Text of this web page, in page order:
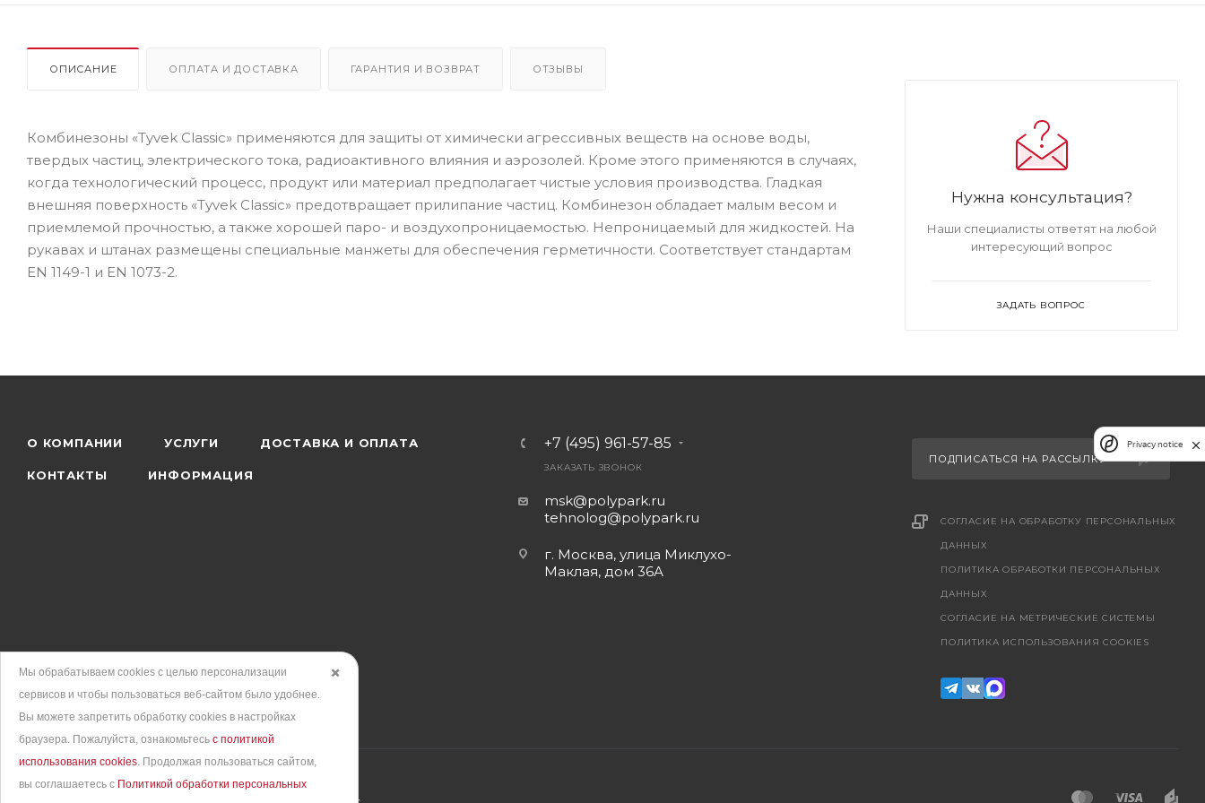
ОПИСАНИЕ ОПЛАТА И ДОСТАВКА ГАРАНТИЯ И ВОЗВРАТ ОТЗЫВЫ
Комбинезоны «Tyvek Classic» применяются для защиты от химически агрессивных веществ на основе воды,
твердых частиц, электрического тока, радиоактивного влияния и аэрозолей. Кроме этого применяются в случаях,
когда технологический процесс, продукт или материал предполагает чистые условия производства. Гладкая
внешняя поверхность «Tyvek Classic» предотвращает прилипание частиц. Комбинезон обладает малым весом и
приемлемой прочностью, а также хорошей паро- и воздухопроницаемостью. Непроницаемый для жидкостей. На
рукавах и штанах размещены специальные манжеты для обеспечения герметичности. Соответствует стандартам
EN 1149-1 и EN 1073-2.
Нужна консультация?
Наши специалисты ответят на любой
интересующий вопрос
ЗАДАТЬ ВОПРОС
О КОМПАНИИ УСЛУГИ ДОСТАВКА И ОПЛАТА
КОНТАКТЫ ИНФОРМАЦИЯ
+7 (495) 961-57-85
ЗАКАЗАТЬ ЗВОНОК
msk@polypark.ru
tehnolog@polypark.ru
г. Москва, улица Миклухо-
Маклая, дом 36А
ПОДПИСАТЬСЯ НА РАССЫЛКУ
СОГЛАСИЕ НА ОБРАБОТКУ ПЕРСОНАЛЬНЫХ
ДАННЫХ
ПОЛИТИКА ОБРАБОТКИ ПЕРСОНАЛЬНЫХ
ДАННЫХ
CОГЛАСИЕ НА МЕТРИЧЕСКИЕ СИСТЕМЫ
ПОЛИТИКА ИСПОЛЬЗОВАНИЯ COOKIES
✖️
Мы обрабатываем cookies с целью персонализации
сервисов и чтобы пользоваться веб-сайтом было удобнее.
Вы можете запретить обработку сookies в настройках
браузера. Пожалуйста, ознакомьтесь с политикой
использования cookies. Продолжая пользоваться сайтом,
вы соглашаетесь с Политикой обработки персональных
Privacy notice